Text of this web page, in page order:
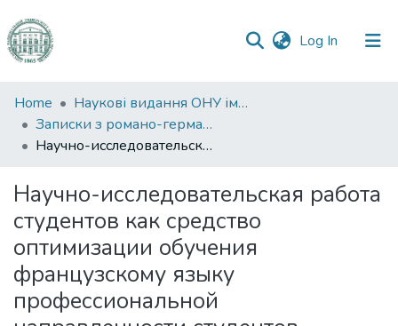
Log In (current)
Communities
&
Collections
Statistics
Home
Наукові видання ОНУ імені І. І. Мечникова
Записки з романо-германської філології
Научно-исследовательская работа студентов как средство оптимизации обучения французскому языку профессиональной направленности студентов исторических специальностей Одесского национального университета имени И. И. Мечникова
Научно-исследовательская работа
студентов как средство
оптимизации обучения
французскому языку
профессиональной